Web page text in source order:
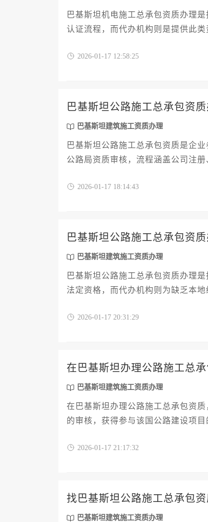
巴基斯坦机电施工总承包资质办理
认证流程，而代办机构则是提供此
2026-01-17 12:58:25
巴基斯坦公路施工总承包资
巴基斯坦建筑施工资质办理
巴基斯坦公路施工总承包资质是企
公路局资质审核，流程涵盖公司注
2026-01-17 18:14:43
巴基斯坦公路施工总承包资
巴基斯坦建筑施工资质办理
巴基斯坦公路施工总承包资质办理
法定资格，而代办机构则为缺乏本
2026-01-17 20:31:29
在巴基斯坦办理公路施工总
巴基斯坦建筑施工资质办理
在巴基斯坦办理公路施工总承包资
的审核，获得参与该国公路建设项
工程项目，整个过程通常需要六至九
2026-01-17 21:17:32
找巴基斯坦公路施工总承包
巴基斯坦建筑施工资质办理